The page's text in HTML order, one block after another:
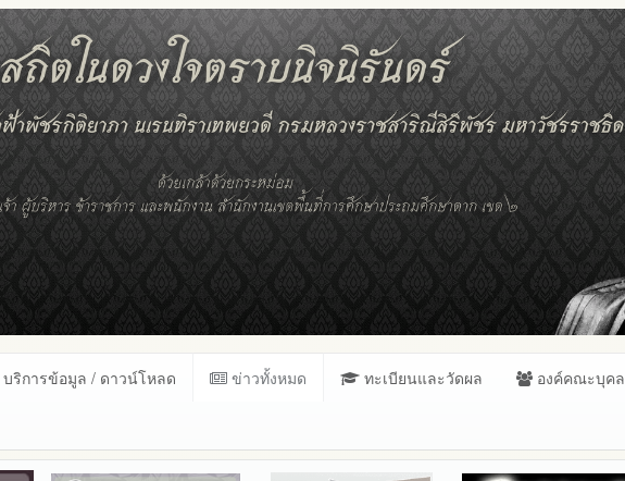
บริการข้อมูล / ดาวน์โหลด ข่าวทั้งหมด ทะเบียนและวัดผล องค์คณะบุคล